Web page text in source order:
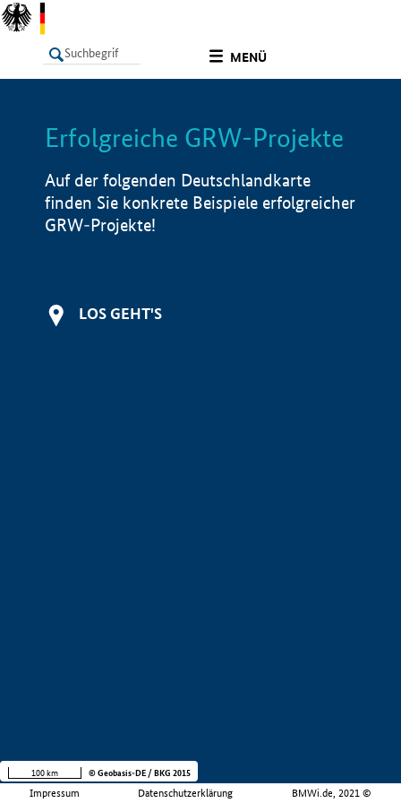
MENÜ
LISTE Info
Erfolgreiche GRW-Projekte
Auf der folgenden Deutschlandkarte
finden Sie konkrete Beispiele erfolgreicher
GRW-Projekte!
LOS GEHT'S
Impressum Datenschutzerklärung BMWi.de, 2021 ©
100 km © Geobasis-DE / BKG 2015